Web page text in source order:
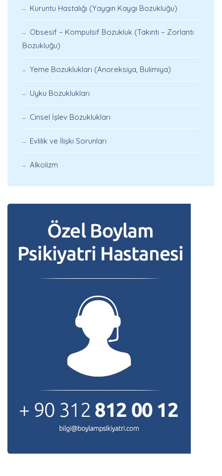
Kuruntu Hastalığı (Yaygın Kaygı Bozukluğu)
Obsesif – Kompulsif Bozukluk (Takıntı – Zorlantı
Bozukluğu)
Yeme Bozuklukları (Anoreksiya, Bulimiya)
Uyku Bozuklukları
Cinsel İşlev Bozuklukları
Evlilik ve İlişki Sorunları
Alkolizm